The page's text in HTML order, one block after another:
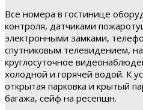
Все номера в гостинице
контроля, датчиками
электронными замками,
спутниковым телевидением,
круглосуточное
холодной и горячей водой. К
открытая парковка и крытый
багажа, сейф на ресепшн.